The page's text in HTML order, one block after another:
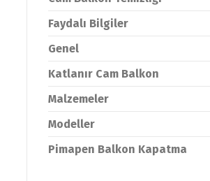
Faydalı Bilgiler
Genel
Katlanır Cam Balkon
Malzemeler
Modeller
Pimapen Balkon Kapatma